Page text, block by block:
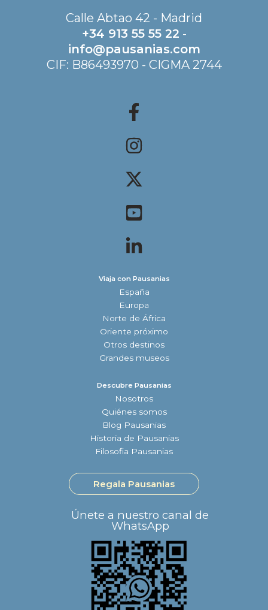
Calle Abtao 42 - Madrid
+34 913 55 55 22 -
info@pausanias.com
CIF: B86493970 - CIGMA 2744
Viaja con Pausanias
España
Europa
Norte de África
Oriente próximo
Otros destinos
Grandes museos
Descubre Pausanias
Nosotros
Quiénes somos
Blog Pausanias
Historia de Pausanias
Filosofia Pausanias
Regala Pausanias
Únete a nuestro canal de
WhatsApp